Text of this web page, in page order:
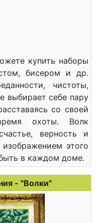
купить наборы
бисером и др.
чистоты,
выбирает себе пару
со своей
охоты. Волк
верность и
этого
в каждом доме.
- "Волки"